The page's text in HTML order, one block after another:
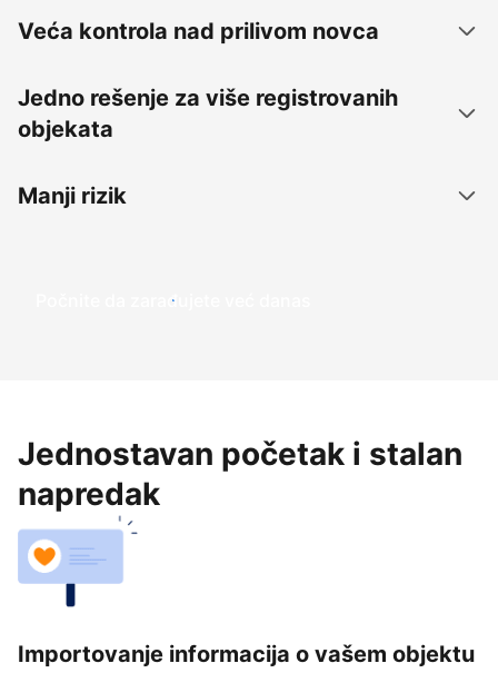
Veća kontrola nad prilivom novca
Jedno rešenje za više registrovanih
objekata
Manji rizik
Počnite da zarađujete već danas
Jednostavan početak i stalan
napredak
Importovanje informacija o vašem objektu